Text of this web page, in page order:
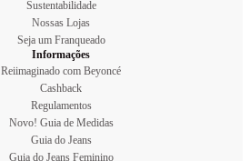
Sustentabilidade
Nossas Lojas
Seja um Franqueado
Informações
Reiimaginado com Beyoncé
Cashback
Regulamentos
Novo! Guia de Medidas
Guia do Jeans
Guia do Jeans Feminino